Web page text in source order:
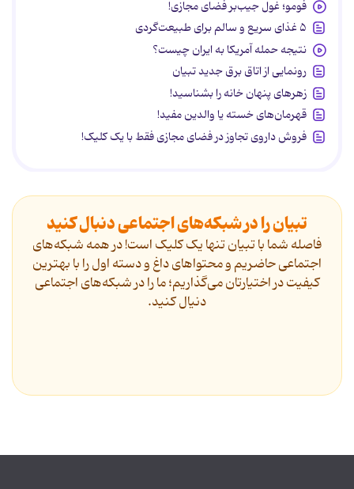
فومو؛ غول جیب‌بر فضای مجازی!
۵ غذای سریع و سالم برای طبیعت‌گردی
نتیجه حمله آمریکا به ایران چیست؟
رونمایی از اتاق برق جدید تبیان
زهرهای پنهان خانه را بشناسید!
قهرمان‌های خسته یا والدین مفید!
فروش داروی تجاوز در فضای مجازی فقط با یک کلیک!
تبیان را در شبکه‌های اجتماعی دنبال کنید
فاصله شما با تبیان تنها یک کلیک است! در همه شبکه‌های
اجتماعی حاضریم و محتواهای داغ و دسته اول را با بهترین
کیفیت در اختیارتان می‌گذاریم؛ ما را در شبکه‌های اجتماعی
دنیال کنید.